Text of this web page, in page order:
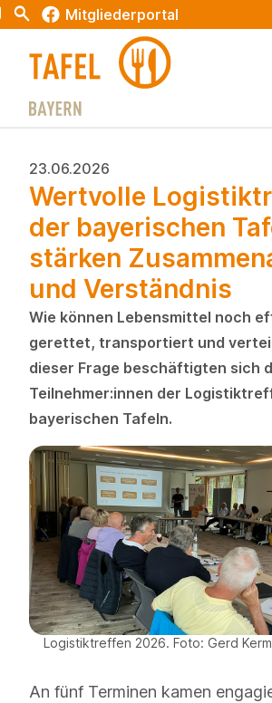
Search Mitgliederportal
23.06.2026
Wertvolle
der bayerischen
stärken
und Verständnis
Wie können Lebensmittel noch
gerettet, transportiert und
dieser Frage beschäftigten sich
Teilnehmer:innen der
bayerischen Tafeln.
Logistiktreffen 2026. Foto: Gerd
An fünf Terminen kamen